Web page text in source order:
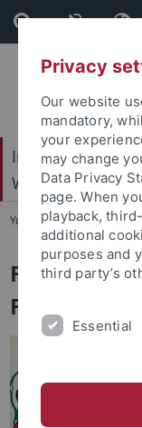
Skip
to
content
Skip
to
footer
Internationales
Wissenschaften
You are here:
Forschung
Privacy
Our website
mandatory,
your
may change
Data Privacy
page. When
playback,
additional
purposes and
third party’s
Essential